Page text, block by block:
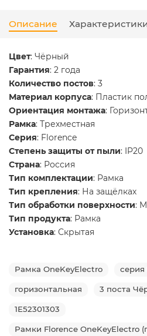
Описание
Цвет: Чёрный
Гарантия: 2 года
Количество постов: 3
Материал корпуса: Пластик
Ориентация монтажа:
Рамка: Трехместная
Серия: Florence
Степень защиты от пыли: IP20
Страна: Россия
Тип комплектации: Рамка
Тип крепления: На защёлках
Тип обработки поверхности:
Тип продукта: Рамка
Установка: Скрытая
Рамка OneKeyElectro серия
горизонтальная 3 поста
1E52301303
Рамки Florence OneKeyElectro